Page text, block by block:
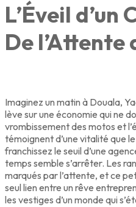
L’Éveil d’un
De l’Attente
Imaginez un matin à Douala,
lève sur une économie qui ne
vrombissement des motos et
témoignent d’une vitalité que
franchissez le seuil d’une
temps semble s’arrêter. Les
marqués par l’attente, et ce
seul lien entre un rêve
les vestiges d’un monde qui